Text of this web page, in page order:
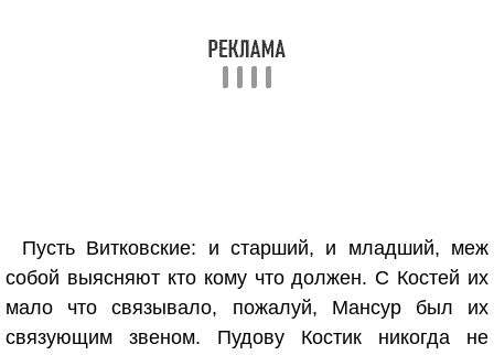
Пусть Витковские: и старший, и младший, меж
собой выясняют кто кому что должен. С Костей их
мало что связывало, пожалуй, Мансур был их
связующим звеном. Пудову Костик никогда не